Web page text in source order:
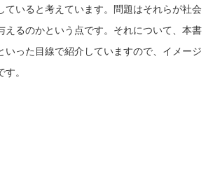
ていると考えています。問題はそれらが社会
えるのかという点です。それについて、本書
いった目線で紹介していますので、イメージ
。